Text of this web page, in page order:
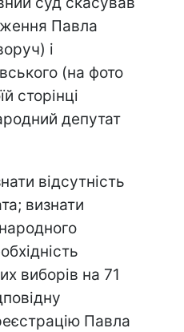
Павла
і
(на фото
сторінці
депутат
відсутність
визнати
виборів на 71
Павла